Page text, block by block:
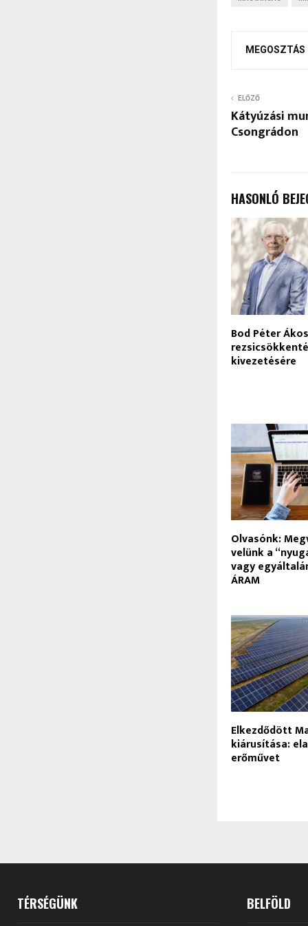
MEGOSZTÁS
ELŐZŐ
Kátyúzási
Csongrádon
HASONLÓ
Bod Péter
kivezetésére
Olvasónk:
velünk a
vagy
ÁRAM
Elkezdődött
kiárusítása:
erőművet
TÉRSÉGÜNK BELFÖLD